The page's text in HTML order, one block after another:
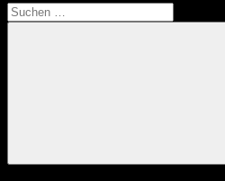
Suchen
nach:
Suchen